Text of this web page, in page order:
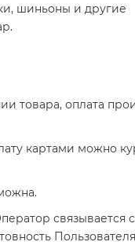
шиньоны и другие
товара, оплата
картами можно
связывается с
Пользователя